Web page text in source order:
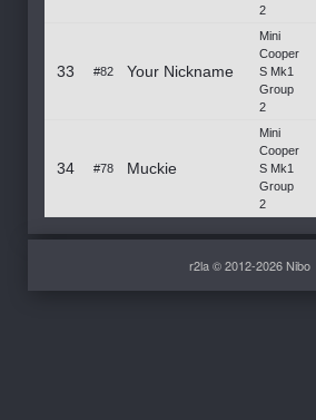
2
33 #82 Your Nickname
Mini
Cooper
S Mk1
Group
2
34 #78 Muckie
Mini
Cooper
S Mk1
Group
2
r2la © 2012-2026 Nibo